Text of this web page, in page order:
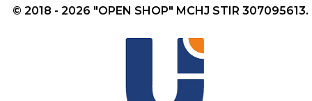
© 2018 - 2026 "OPEN SHOP" MCHJ STIR 307095613.